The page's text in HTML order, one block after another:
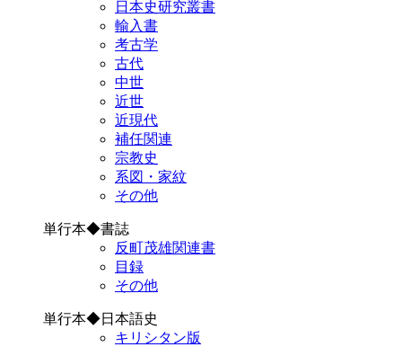
日本史研究叢書
輸入書
考古学
古代
中世
近世
近現代
補任関連
宗教史
系図・家紋
その他
単行本◆書誌
反町茂雄関連書
目録
その他
単行本◆日本語史
キリシタン版